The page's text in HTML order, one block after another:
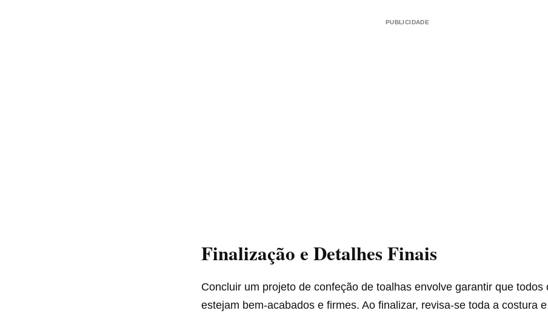
PUBLICIDADE
Finalização e Detalhes Finais
Concluir um projeto de confeção de toalhas envolve garantir que todos
estejam bem-acabados e firmes. Ao finalizar, revisa-se toda a costura